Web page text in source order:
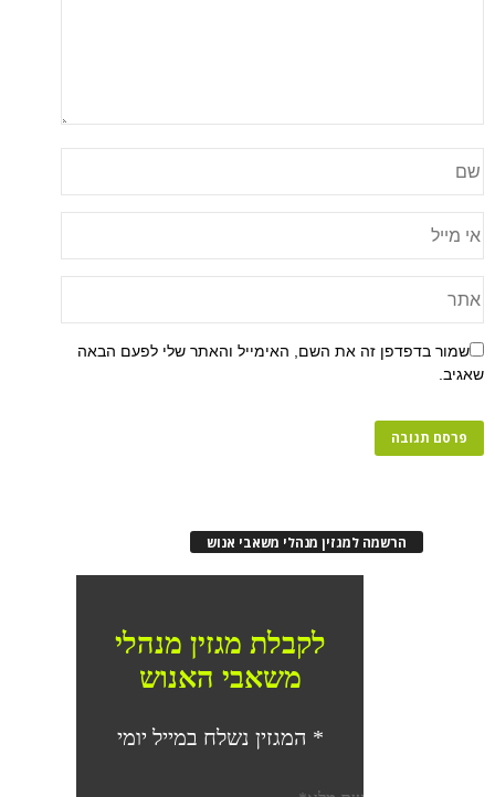
שמור בדפדפן זה את השם, האימייל והאתר שלי לפעם הבאה
שאגיב.
הרשמה למגזין מנהלי משאבי אנוש